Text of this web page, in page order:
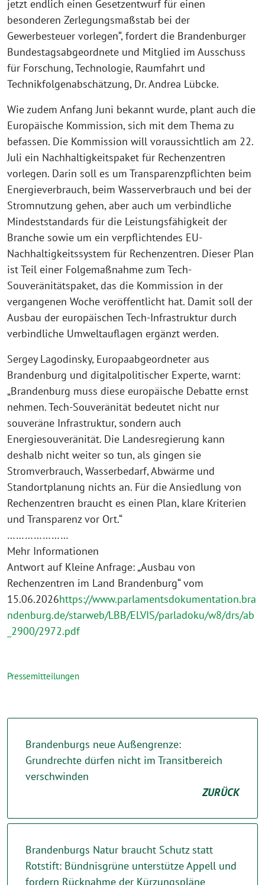
jetzt endlich einen Gesetzentwurf für einen
besonderen Zerlegungsmaßstab bei der
Gewerbesteuer vorlegen“, fordert die Brandenburger
Bundestagsabgeordnete und Mitglied im Ausschuss
für Forschung, Technologie, Raumfahrt und
Technikfolgenabschätzung, Dr. Andrea Lübcke.
Wie zudem Anfang Juni bekannt wurde, plant auch die
Europäische Kommission, sich mit dem Thema zu
befassen. Die Kommission will voraussichtlich am 22.
Juli ein Nachhaltigkeitspaket für Rechenzentren
vorlegen. Darin soll es um Transparenzpflichten beim
Energieverbrauch, beim Wasserverbrauch und bei der
Stromnutzung gehen, aber auch um verbindliche
Mindeststandards für die Leistungsfähigkeit der
Branche sowie um ein verpflichtendes EU-
Nachhaltigkeitssystem für Rechenzentren. Dieser Plan
ist Teil einer Folgemaßnahme zum Tech-
Souveränitätspaket, das die Kommission in der
vergangenen Woche veröffentlicht hat. Damit soll der
Ausbau der europäischen Tech-Infrastruktur durch
verbindliche Umweltauflagen ergänzt werden.
Sergey Lagodinsky, Europaabgeordneter aus
Brandenburg und digitalpolitischer Experte, warnt:
„Brandenburg muss diese europäische Debatte ernst
nehmen. Tech-Souveränität bedeutet nicht nur
souveräne Infrastruktur, sondern auch
Energiesouveränität. Die Landesregierung kann
deshalb nicht weiter so tun, als gingen sie
Stromverbrauch, Wasserbedarf, Abwärme und
Standortplanung nichts an. Für die Ansiedlung von
Rechenzentren braucht es einen Plan, klare Kriterien
und Transparenz vor Ort.“
…………………
Mehr Informationen
Antwort auf Kleine Anfrage: „Ausbau von
Rechenzentren im Land Brandenburg“ vom
15.06.2026https://www.parlamentsdokumentation.bra
ndenburg.de/starweb/LBB/ELVIS/parladoku/w8/drs/ab
_2900/2972.pdf
Pressemitteilungen
Brandenburgs neue Außengrenze:
Grundrechte dürfen nicht im Transitbereich
verschwinden
ZURÜCK
Brandenburgs Natur braucht Schutz statt
Rotstift: Bündnisgrüne unterstütze Appell und
fordern Rücknahme der Kürzungspläne